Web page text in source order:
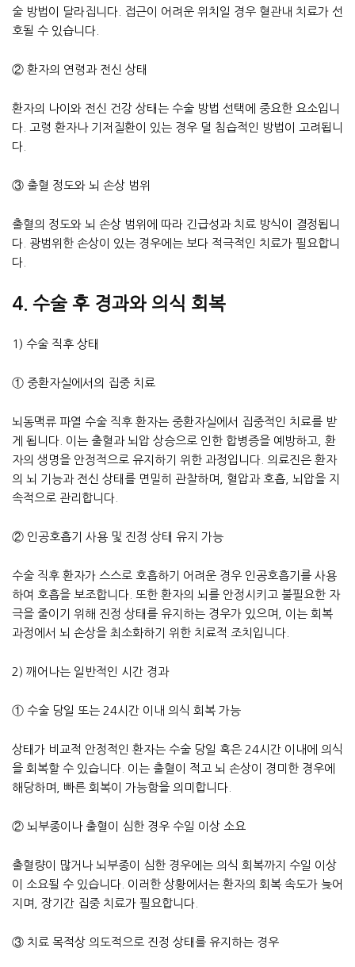
술 방법이 달라집니다. 접근이 어려운 위치일 경우 혈관내 치료가 선
호될 수 있습니다.
② 환자의 연령과 전신 상태
환자의 나이와 전신 건강 상태는 수술 방법 선택에 중요한 요소입니
다. 고령 환자나 기저질환이 있는 경우 덜 침습적인 방법이 고려됩니
다.
③ 출혈 정도와 뇌 손상 범위
출혈의 정도와 뇌 손상 범위에 따라 긴급성과 치료 방식이 결정됩니
다. 광범위한 손상이 있는 경우에는 보다 적극적인 치료가 필요합니
다.
4. 수술 후 경과와 의식 회복
1) 수술 직후 상태
① 중환자실에서의 집중 치료
뇌동맥류 파열 수술 직후 환자는 중환자실에서 집중적인 치료를 받
게 됩니다. 이는 출혈과 뇌압 상승으로 인한 합병증을 예방하고, 환
자의 생명을 안정적으로 유지하기 위한 과정입니다. 의료진은 환자
의 뇌 기능과 전신 상태를 면밀히 관찰하며, 혈압과 호흡, 뇌압을 지
속적으로 관리합니다.
② 인공호흡기 사용 및 진정 상태 유지 가능
수술 직후 환자가 스스로 호흡하기 어려운 경우 인공호흡기를 사용
하여 호흡을 보조합니다. 또한 환자의 뇌를 안정시키고 불필요한 자
극을 줄이기 위해 진정 상태를 유지하는 경우가 있으며, 이는 회복
과정에서 뇌 손상을 최소화하기 위한 치료적 조치입니다.
2) 깨어나는 일반적인 시간 경과
① 수술 당일 또는 24시간 이내 의식 회복 가능
상태가 비교적 안정적인 환자는 수술 당일 혹은 24시간 이내에 의식
을 회복할 수 있습니다. 이는 출혈이 적고 뇌 손상이 경미한 경우에
해당하며, 빠른 회복이 가능함을 의미합니다.
② 뇌부종이나 출혈이 심한 경우 수일 이상 소요
출혈량이 많거나 뇌부종이 심한 경우에는 의식 회복까지 수일 이상
이 소요될 수 있습니다. 이러한 상황에서는 환자의 회복 속도가 늦어
지며, 장기간 집중 치료가 필요합니다.
③ 치료 목적상 의도적으로 진정 상태를 유지하는 경우